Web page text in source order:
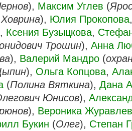
), Максим Углев (
), Юлия Прокопова
, Ксения Бузыцкова,
Трошин), Анна
), Валерий Мандро (
), Ольга Копцова,
(Полина Вяткина), Дана
Юнисов),
), Вероника
Букин (Олег), Степан